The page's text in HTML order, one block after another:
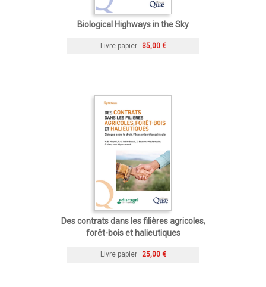
Biological Highways in the Sky
Livre papier 35,00 €
Des contrats dans les filières agricoles,
forêt-bois et halieutiques
Livre papier 25,00 €